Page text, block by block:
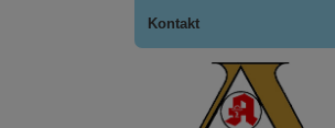
Kontakt